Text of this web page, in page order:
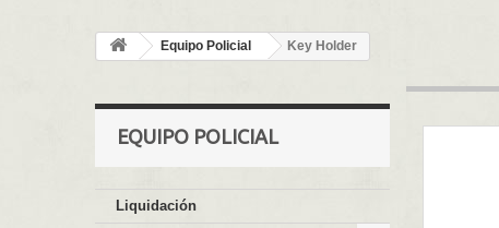
Equipo Policial Key Holder
EQUIPO POLICIAL
Liquidación